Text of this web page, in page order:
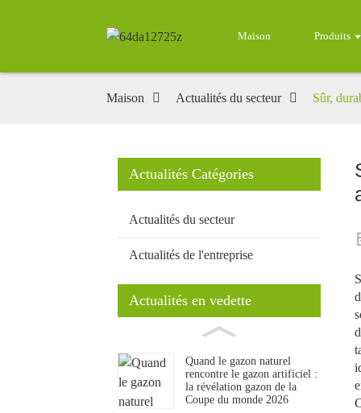
Maison Produits
Maison Actualités du secteur Sûr,
Actualités Catégories
Actualités du secteur
Actualités de l'entreprise
Actualités en vedette
Quand le gazon naturel
rencontre le gazon artificiel :
la révélation gazon de la
Coupe du monde 2026